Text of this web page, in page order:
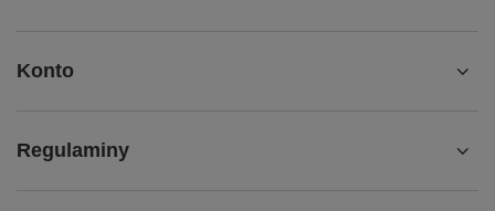
Konto
Regulaminy